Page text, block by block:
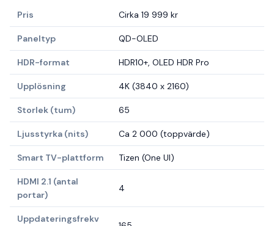
Pris Cirka 19 999 kr
Paneltyp QD-OLED
HDR-format HDR10+, OLED HDR Pro
Upplösning 4K (3840 x 2160)
Storlek (tum) 65
Ljusstyrka (nits) Ca 2 000 (toppvärde)
Smart TV-plattform Tizen (One UI)
HDMI 2.1 (antal
portar)
4
Uppdateringsfrekv